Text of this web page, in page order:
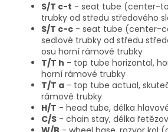
S/T c-t - seat tube (center-
trubky od středu středového
S/T c-c - seat tube (center-
sedlové trubky od středu
osu horní rámové trubky
T/T h - top tube horizontal,
horní rámové trubky
T/T a - top tube actual,
rámové trubky
H/T - head tube, délka
C/S - chain stay, délka